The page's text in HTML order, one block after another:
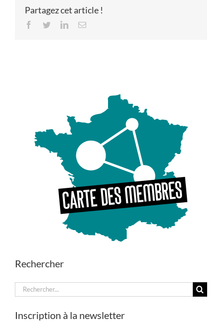
Partagez cet article !
Facebook
TwitterLinkedInEmail
Rechercher
Rechercher:
Inscription à la newsletter